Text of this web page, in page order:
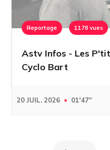
Reportage 1178 vues
Astv Infos - Les
Cyclo Bart
20 JUIL. 2026 01'47''